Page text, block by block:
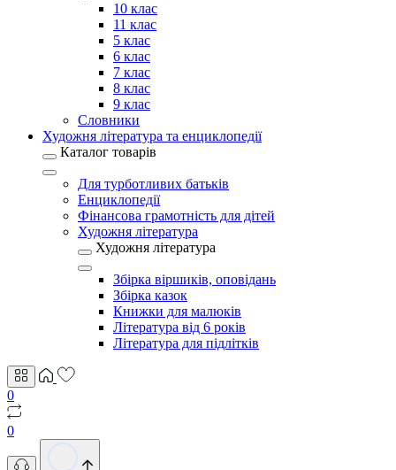
10 клас
11 клас
5 клас
6 клас
7 клас
8 клас
9 клас
Словники
Художня література та енциклопедії
Каталог товарів
Для турботливих батьків
Енциклопедії
Фінансова грамотність для дітей
Художня література
Художня література
Збірка віршиків, оповідань
Збірка казок
Книжки для малюків
Література від 6 років
Література для підлітків
0
0